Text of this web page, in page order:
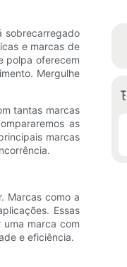
sobrecarregado
e marcas de
polpa oferecem
Mergulhe
​​tantas marcas
as
marcas
Marcas como a
Essas
marca com
e eficiência.